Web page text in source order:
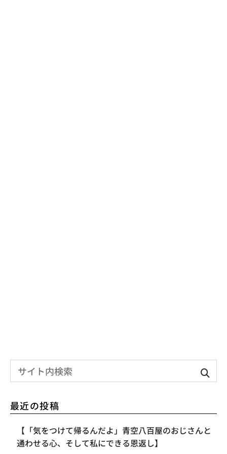
最近の投稿
【「気をつけて帰るんだよ」青空八百屋のおじさんと
通わせる心、そして私にできる恩返し】